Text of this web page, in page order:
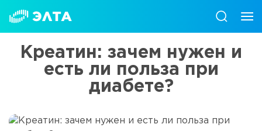
Креатин: зачем нужен и
есть ли польза при
диабете?